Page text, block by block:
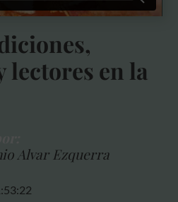
lectores en la
Alvar Ezquerra